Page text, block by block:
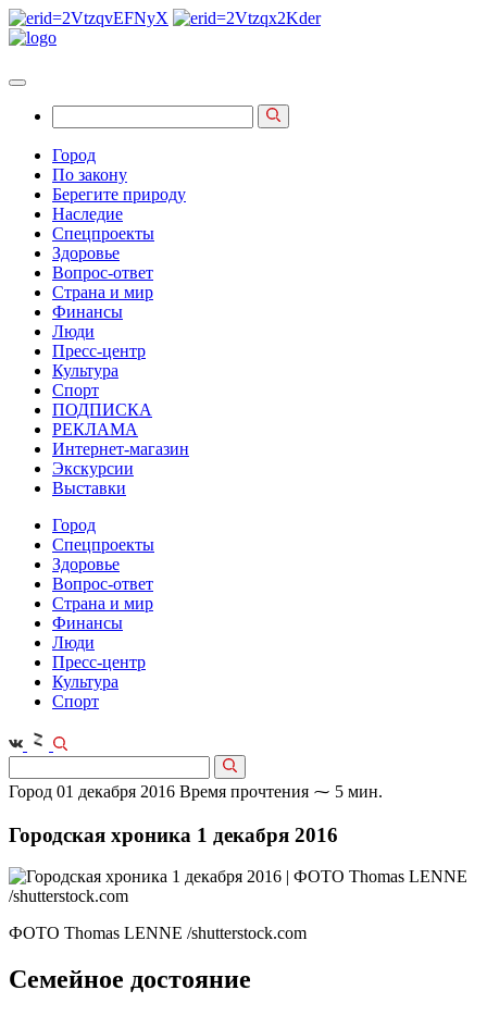
Город
По закону
Берегите природу
Наследие
Спецпроекты
Здоровье
Вопрос-ответ
Страна и мир
Финансы
Люди
Пресс-центр
Культура
Спорт
ПОДПИСКА
РЕКЛАМА
Интернет-магазин
Экскурсии
Выставки
Город
Спецпроекты
Здоровье
Вопрос-ответ
Страна и мир
Финансы
Люди
Пресс-центр
Культура
Спорт
Город 01 декабря 2016 Время прочтения ⁓ 5 мин.
Городская хроника 1 декабря 2016
ФОТО Thomas LENNE /shutterstock.com
Семейное достояние